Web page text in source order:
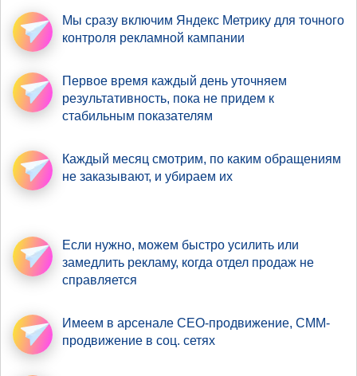
Мы сразу включим Яндекс Метрику для точного
контроля рекламной кампании
Первое время каждый день уточняем
результативность, пока не придем к
стабильным показателям
Каждый месяц смотрим, по каким обращениям
не заказывают, и убираем их
Если нужно, можем быстро усилить или
замедлить рекламу, когда отдел продаж не
справляется
Имеем в арсенале СЕО-продвижение, СММ-
продвижение в соц. сетях